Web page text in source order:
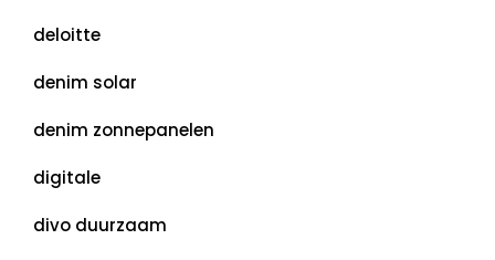
deloitte
denim solar
denim zonnepanelen
digitale
divo duurzaam